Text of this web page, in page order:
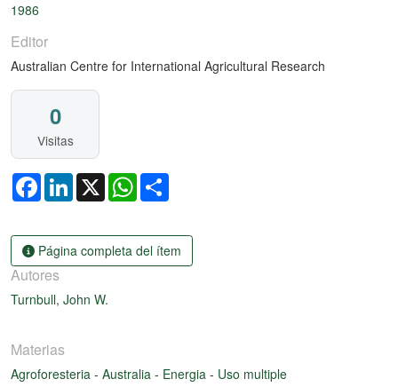
1986
Editor
Australian Centre for International Agricultural Research
0
Visitas
FacebookLinkedIn
X WhatsApp
Página completa del ítem
Autores
Turnbull, John W.
Materias
Agroforesteria - Australia - Energia - Uso multiple